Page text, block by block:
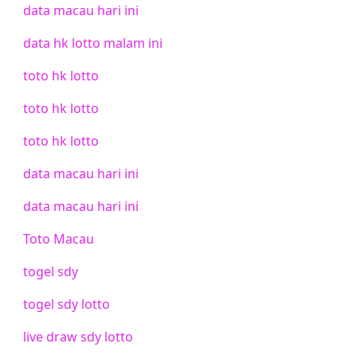
data macau hari ini
data hk lotto malam ini
toto hk lotto
toto hk lotto
toto hk lotto
data macau hari ini
data macau hari ini
Toto Macau
togel sdy
togel sdy lotto
live draw sdy lotto